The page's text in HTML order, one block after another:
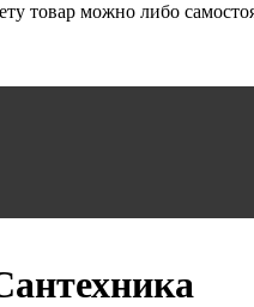
товар можно либо